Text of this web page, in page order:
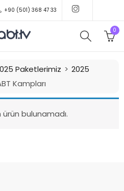
+90 (501) 368 47 33
0
Paketlerimiz
2025
Kampları
bulunamadı.